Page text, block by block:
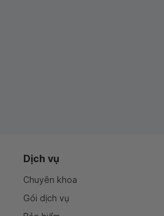
Dịch vụ
Chuyên khoa
Gói dịch vụ